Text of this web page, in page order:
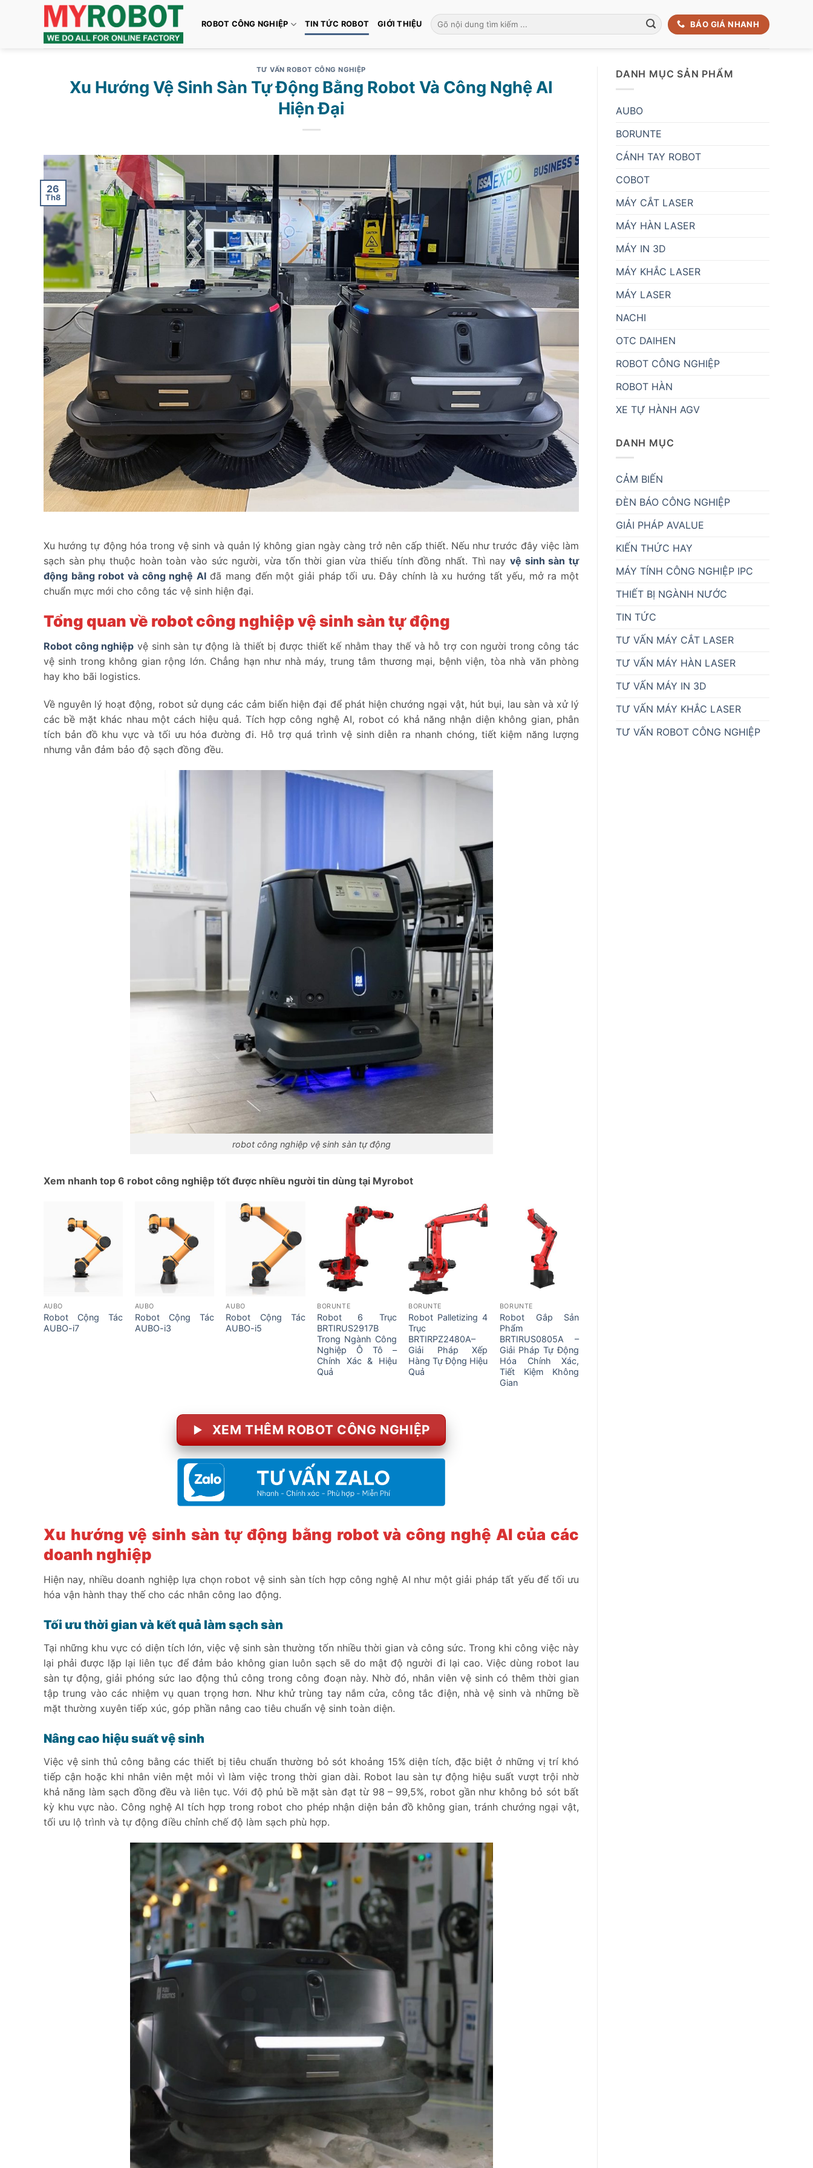
ROBOT CÔNG NGHIỆP TIN TỨC ROBOT GIỚI THIỆU
Tìm
kiếm:
BÁO GIÁ NHANH
TƯ VẤN ROBOT CÔNG NGHIỆP
Xu Hướng Vệ Sinh Sàn Tự Động Bằng Robot Và Công Nghệ AI
Hiện Đại
26
Th8
Xu hướng tự động hóa trong vệ sinh và quản lý không gian ngày càng trở nên cấp thiết. Nếu như trước đây việc làm
sạch sàn phụ thuộc hoàn toàn vào sức người, vừa tốn thời gian vừa thiếu tính đồng nhất. Thì nayvệ sinh sàn tự
động bằng robot và công nghệ AI đã mang đến một giải pháp tối ưu. Đây chính là xu hướng tất yếu, mở ra một
chuẩn mực mới cho công tác vệ sinh hiện đại.
Tổng quan về robot công nghiệp vệ sinh sàn tự động
Robot công nghiệp vệ sinh sàn tự động là thiết bị được thiết kế nhằm thay thế và hỗ trợ con người trong công tác
vệ sinh trong không gian rộng lớn. Chẳng hạn như nhà máy, trung tâm thương mại, bệnh viện, tòa nhà văn phòng
hay kho bãi logistics.
Về nguyên lý hoạt động, robot sử dụng các cảm biến hiện đại để phát hiện chướng ngại vật, hút bụi, lau sàn và xử lý
các bề mặt khác nhau một cách hiệu quả. Tích hợp công nghệ AI, robot có khả năng nhận diện không gian, phân
tích bản đồ khu vực và tối ưu hóa đường đi. Hỗ trợ quá trình vệ sinh diễn ra nhanh chóng, tiết kiệm năng lượng
nhưng vẫn đảm bảo độ sạch đồng đều.
robot công nghiệp vệ sinh sàn tự động
Xem nhanh top 6 robot công nghiệp tốt được nhiều người tin dùng tại Myrobot
AUBO
Robot Cộng Tác
AUBO-i7
AUBO
Robot Cộng Tác
AUBO-i3
AUBO
Robot Cộng Tác
AUBO-i5
BORUNTE
Robot 6 Trục
BRTIRUS2917B
Trong Ngành Công
Nghiệp Ô Tô –
Chính Xác & Hiệu
Quả
BORUNTE
Robot Palletizing 4
Trục
BRTIRPZ2480A–
Giải Pháp Xếp
Hàng Tự Động Hiệu
Quả
BORUNTE
Robot Gắp Sản
Phẩm
BRTIRUS0805A –
Giải Pháp Tự Động
Hóa Chính Xác,
Tiết Kiệm Không
Gian
XEM THÊM ROBOT CÔNG NGHIỆP
Xu hướng vệ sinh sàn tự động bằng robot và công nghệ AI của các
doanh nghiệp
Hiện nay, nhiều doanh nghiệp lựa chọn robot vệ sinh sàn tích hợp công nghệ AI như một giải pháp tất yếu để tối ưu
hóa vận hành thay thế cho các nhân công lao động.
Tối ưu thời gian và kết quả làm sạch sàn
Tại những khu vực có diện tích lớn, việc vệ sinh sàn thường tốn nhiều thời gian và công sức. Trong khi công việc này
lại phải được lặp lại liên tục để đảm bảo không gian luôn sạch sẽ do mật độ người đi lại cao. Việc dùng robot lau
sàn tự động, giải phóng sức lao động thủ công trong công đoạn này. Nhờ đó, nhân viên vệ sinh có thêm thời gian
tập trung vào các nhiệm vụ quan trọng hơn. Như khử trùng tay nắm cửa, công tắc điện, nhà vệ sinh và những bề
mặt thường xuyên tiếp xúc, góp phần nâng cao tiêu chuẩn vệ sinh toàn diện.
Nâng cao hiệu suất vệ sinh
Việc vệ sinh thủ công bằng các thiết bị tiêu chuẩn thường bỏ sót khoảng 15% diện tích, đặc biệt ở những vị trí khó
tiếp cận hoặc khi nhân viên mệt mỏi vì làm việc trong thời gian dài. Robot lau sàn tự động hiệu suất vượt trội nhờ
khả năng làm sạch đồng đều và liên tục. Với độ phủ bề mặt sàn đạt từ 98 – 99,5%, robot gần như không bỏ sót bất
kỳ khu vực nào. Công nghệ AI tích hợp trong robot cho phép nhận diện bản đồ không gian, tránh chướng ngại vật,
tối ưu lộ trình và tự động điều chỉnh chế độ làm sạch phù hợp.
DANH MỤC SẢN PHẨM
AUBO
BORUNTE
CÁNH TAY ROBOT
COBOT
MÁY CẮT LASER
MÁY HÀN LASER
MÁY IN 3D
MÁY KHẮC LASER
MÁY LASER
NACHI
OTC DAIHEN
ROBOT CÔNG NGHIỆP
ROBOT HÀN
XE TỰ HÀNH AGV
DANH MỤC
CẢM BIẾN
ĐÈN BÁO CÔNG NGHIỆP
GIẢI PHÁP AVALUE
KIẾN THỨC HAY
MÁY TÍNH CÔNG NGHIỆP IPC
THIẾT BỊ NGÀNH NƯỚC
TIN TỨC
TƯ VẤN MÁY CẮT LASER
TƯ VẤN MÁY HÀN LASER
TƯ VẤN MÁY IN 3D
TƯ VẤN MÁY KHẮC LASER
TƯ VẤN ROBOT CÔNG NGHIỆP